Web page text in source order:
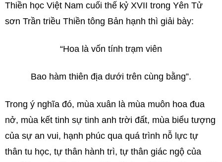
Thiền học Việt Nam cuối thế kỷ XVII trong Yên Tử
sơn Trần triều Thiền tông Bản hạnh thì giải bày:
“Hoa là vốn tính trạm viên
Bao hàm thiên địa dưới trên cùng bằng”.
Trong ý nghĩa đó, mùa xuân là mùa muôn hoa đua
nở, mùa kết tinh sự tinh anh trời đất, mùa biểu tượng
của sự an vui, hạnh phúc qua quá trình nỗ lực tự
thân tu học, tự thân hành trì, tự thân giác ngộ của